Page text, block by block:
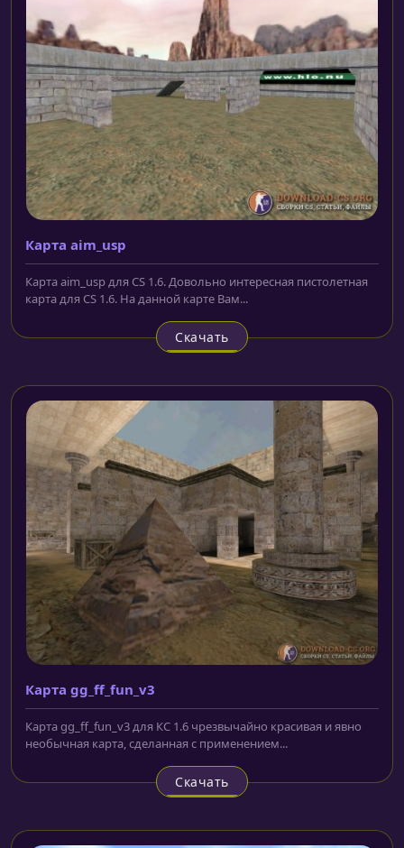
Карта aim_usp
Карта aim_usp для CS 1.6. Довольно интересная пистолетная
карта для CS 1.6. На данной карте Вам...
Скачать
Карта gg_ff_fun_v3
Карта gg_ff_fun_v3 для КС 1.6 чрезвычайно красивая и явно
необычная карта, сделанная с применением...
Скачать